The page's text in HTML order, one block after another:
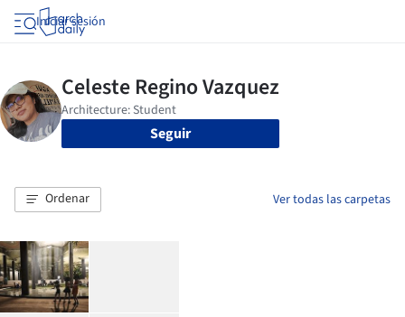
Iniciar sesión
Seguir
Ordenar Ver todas las carpetas